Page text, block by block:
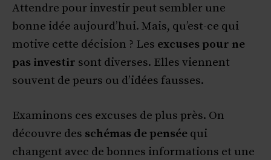
Attendre pour investir peut sembler une
bonne idée aujourd’hui. Mais, qu’est-ce qui
motive cette décision ? Les excuses pour ne
pas investir sont diverses. Elles viennent
souvent de peurs ou d’idées fausses.
Examinons ces excuses de plus près. On
découvre des schémas de pensée qui
changent avec de bonnes informations et une